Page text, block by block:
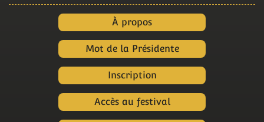
À propos
Mot de la Présidente
Inscription
Accès au festival